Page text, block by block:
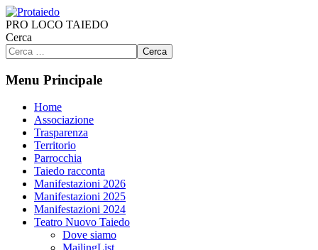
PRO LOCO TAIEDO
Cerca
Cerca
Menu Principale
Home
Associazione
Trasparenza
Territorio
Parrocchia
Taiedo racconta
Manifestazioni 2026
Manifestazioni 2025
Manifestazioni 2024
Teatro Nuovo Taiedo
Dove siamo